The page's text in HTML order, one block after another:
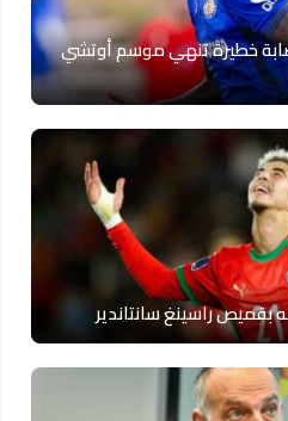
خطيرة تنهي موسم أوتشي
بقميص راسينغ سانتاندير